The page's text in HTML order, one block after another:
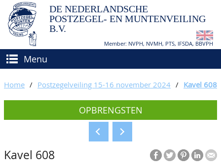
DE NEDERLANDSCHE
POSTZEGEL- EN MUNTENVEILING
B.V.
Member: NVPH, NVMH, PTS, IFSDA, BBVPH
Menu
(VER)KOPEN
Hoe verkopen?
Voorwaarden
BIEDEN
CATALOGI/OPBRENGSTEN
Home / Postzegelveiling 15-16 november 2024 / Kavel 608
OPBRENGSTEN
Kavel 608